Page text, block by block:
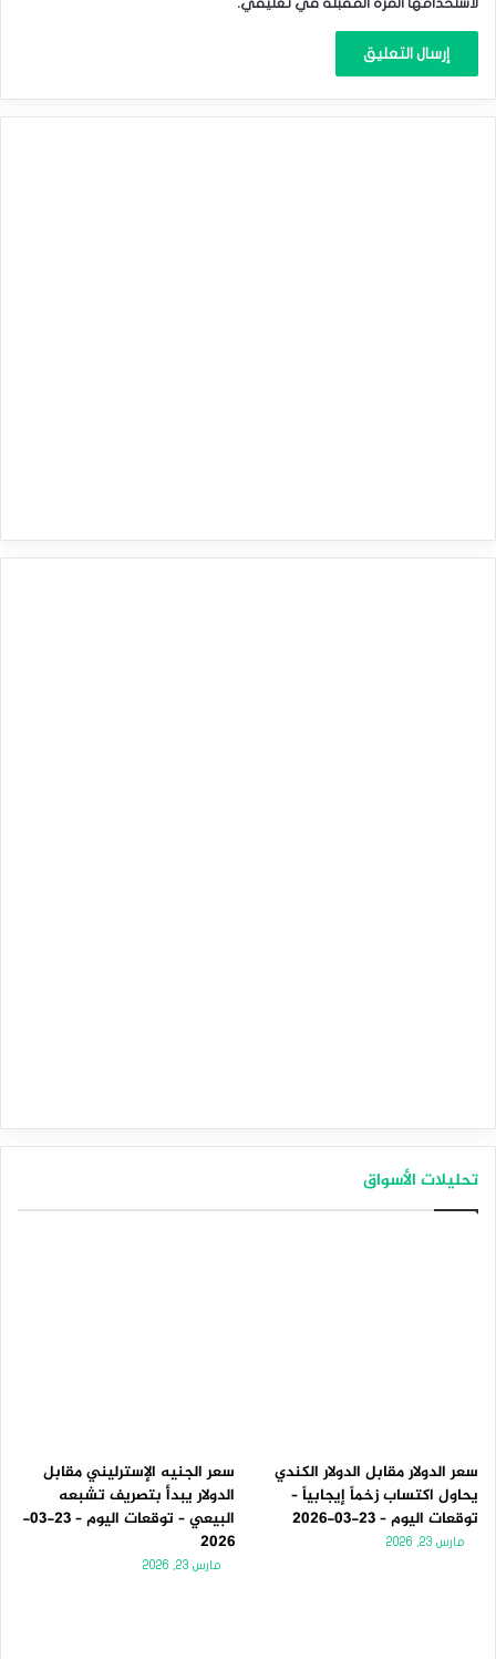
تحليلات الأسواق
سعر الدولار مقابل الدولار الكندي
يحاول اكتساب زخماً إيجابياً –
توقعات اليوم – 23-03-2026
مارس 23, 2026
سعر الجنيه الإسترليني مقابل
الدولار يبدأ بتصريف تشبعه
البيعي – توقعات اليوم – 23-03-
2026
مارس 23, 2026